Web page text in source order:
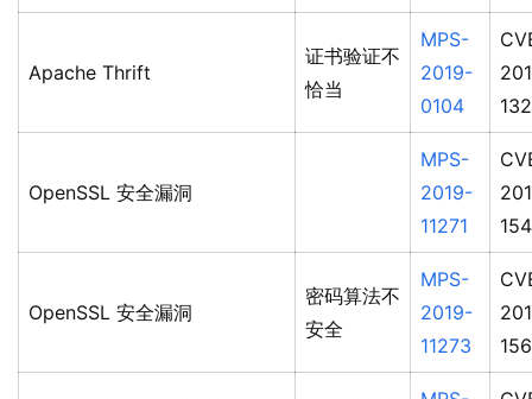
Apache Thrift
证书验证不
恰当
MPS-
2019-
0104
OpenSSL 安全漏洞
MPS-
2019-
11271
OpenSSL 安全漏洞
密码算法不
安全
MPS-
2019-
11273